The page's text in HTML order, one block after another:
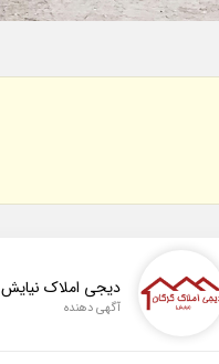
دیجی املاک نیایش
آگهی دهنده